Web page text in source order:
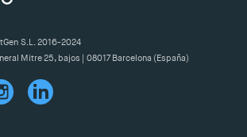
S.L. 2016-2024
Mitre 25, bajos | 08017 Barcelona (España)